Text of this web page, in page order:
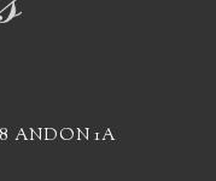
8 ANDON 1A